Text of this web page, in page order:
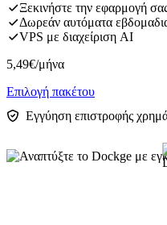
Ξεκινήστε την εφαρμογή
Δωρεάν αυτόματα
VPS με διαχείριση AI
5,49€/μήνα
Επιλογή πακέτου
Εγγύηση επιστροφής